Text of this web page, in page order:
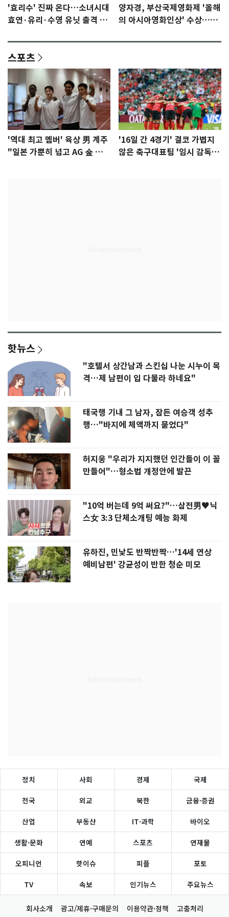
'효리수' 진짜 온다…소녀시대
효연·유리·수영 유닛 출격 [N
양자경, 부산국제영화제 '올해
의 아시아영화인상' 수상…15
스포츠
'역대 최고 멤버' 육상 男 계주
"일본 가뿐히 넘고 AG 金 따겠
'16일 간 4경기' 결코 가볍지
않은 축구대표팀 '임시 감독'
핫뉴스
"호텔서 상간남과 스킨십 나눈 시누이 목
격…제 남편이 입 다물라 하네요"
태국행 기내 그 남자, 잠든 여승객 성추
행…"바지에 체액까지 묻었다"
허지웅 "우리가 지지했던 인간들이 이 꼴
만들어"…형소법 개정안에 발끈
"10억 버는데 9억 써요?"…삼전男♥닉
스女 3:3 단체소개팅 예능 화제
유하진, 민낯도 반짝반짝…'14세 연상
예비남편' 강균성이 반한 청순 미모
정치 사회 경제 국제
전국 외교 북한 금융·증권
산업 부동산 IT·과학 바이오
생활·문화 연예 스포츠 연재물
오피니언 핫이슈 피플 포토
TV 속보 인기뉴스 주요뉴스
회사소개 광고/제휴·구매문의 이용약관·정책 고충처리